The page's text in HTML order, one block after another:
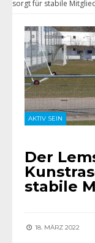
sorgt für stabile
AKTIV SEIN
Der
stabile
18. MÄRZ 2022